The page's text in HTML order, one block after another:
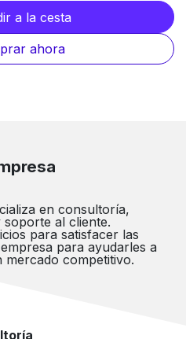
a la cesta
ahora
en consultoría,
al cliente.
para satisfacer las
para ayudarles a
competitivo.